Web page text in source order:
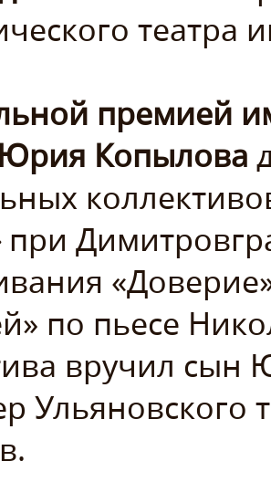
премией
Копылова
при
по пьесе
вручил сын